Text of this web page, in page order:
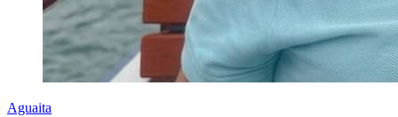
Aguaita